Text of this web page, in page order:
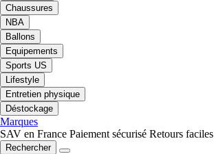
Chaussures
NBA
Ballons
Equipements
Sports US
Lifestyle
Entretien physique
Déstockage
Marques
SAV en France Paiement sécurisé Retours faciles
Rechercher